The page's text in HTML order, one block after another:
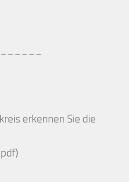
erkennen Sie die